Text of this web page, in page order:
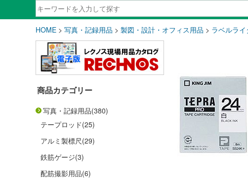
HOME > 写真・記録用品 > 製図・設計・オフィス用品 > ラベルライ
商品カテゴリー
写真・記録用品(380)
テープロッド(25)
アルミ製標尺(29)
鉄筋ゲージ(3)
配筋撮影用品(6)